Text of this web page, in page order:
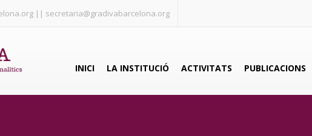
|| secretaria@gradivabarcelona.org
INICI LA INSTITUCIÓ ACTIVITATS PUBLICACIONS